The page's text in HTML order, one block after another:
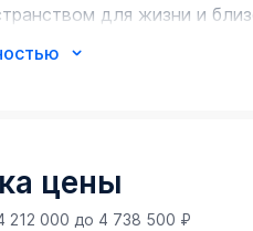
для жизни и
возрастов
мест
общая вместимость 770
цены
212 000 до 4 738 500 ₽